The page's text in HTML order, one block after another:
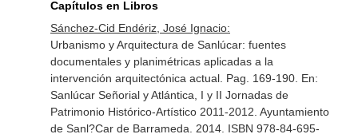
Capítulos en Libros
Sánchez-Cid Endériz, José Ignacio:
Urbanismo y Arquitectura de Sanlúcar: fuentes
documentales y planimétricas aplicadas a la
intervención arquitectónica actual. Pag. 169-190. En:
Sanlúcar Señorial y Atlántica, I y II Jornadas de
Patrimonio Histórico-Artístico 2011-2012 . Ayuntamiento
de Sanl?Car de Barrameda. 2014. ISBN 978-84-695-